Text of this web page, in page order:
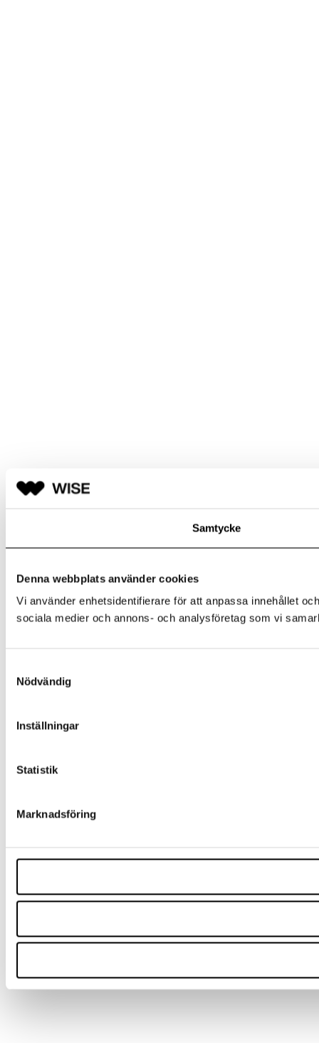
Samtycke
Denna webbplats använder cookies
Vi använder enhetsidentifierare för att anpassa innehållet
sociala medier och annons- och analysföretag som vi
Nödvändig
Inställningar
Statistik
Marknadsföring